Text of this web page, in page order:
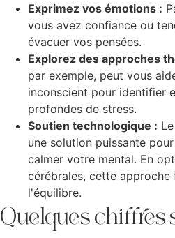
Exprimez vos émotions :
vous avez confiance ou
évacuer vos pensées.
Explorez des approches
par exemple, peut vous
inconscient pour identifier
profondes de stress.
Soutien technologique :
une solution puissante
calmer votre mental. En
cérébrales, cette approche
l'équilibre.
Quelques chiffres